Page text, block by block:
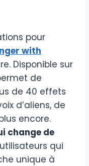
pour
with
Disponible sur
de
de 40 effets
d’aliens, de
encore.
change de
qui
unique à